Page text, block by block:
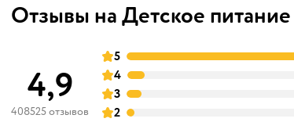
Отзывы на Детское
4,9
408525 отзывов
5
4
3
2